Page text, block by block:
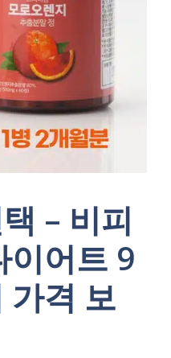
– 비피
이어트 9
가격 보